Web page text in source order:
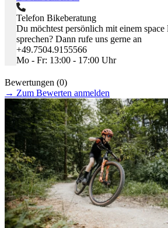
Telefon Bikeberatung
Du möchtest persönlich mit einem
sprechen? Dann rufe uns gerne an
+49.7504.9155566
Mo - Fr: 13:00 - 17:00 Uhr
Bewertungen (0)
→ Zum Bewerten anmelden